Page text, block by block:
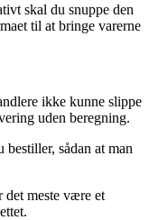
skal du snuppe den
til at bringe varerne
ikke kunne slippe
uden beregning.
sådan at man
meste være et